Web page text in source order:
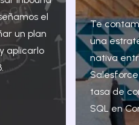
el
un plan
aplicarlo
Te
una
nativa
tasa de
SQL en